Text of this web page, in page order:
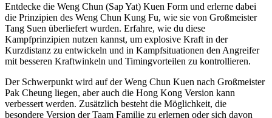
Entdecke die Weng Chun (Sap Yat) Kuen Form und erlerne dabei
die Prinzipien des Weng Chun Kung Fu, wie sie von Großmeister
Tang Suen überliefert wurden. Erfahre, wie du diese
Kampfprinzipien nutzen kannst, um explosive Kraft in der
Kurzdistanz zu entwickeln und in Kampfsituationen den Angreifer
mit besseren Kraftwinkeln und Timingvorteilen zu kontrollieren.
Der Schwerpunkt wird auf der Weng Chun Kuen nach Großmeister
Pak Cheung liegen, aber auch die Hong Kong Version kann
verbessert werden. Zusätzlich besteht die Möglichkeit, die
besondere Version der Taam Familie zu erlernen oder sich davon